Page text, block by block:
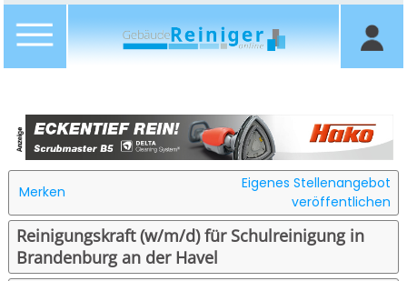
Merken
Eigenes Stellenangebot
veröffentlichen
Reinigungskraft (w/m/d) für Schulreinigung in
Brandenburg an der Havel